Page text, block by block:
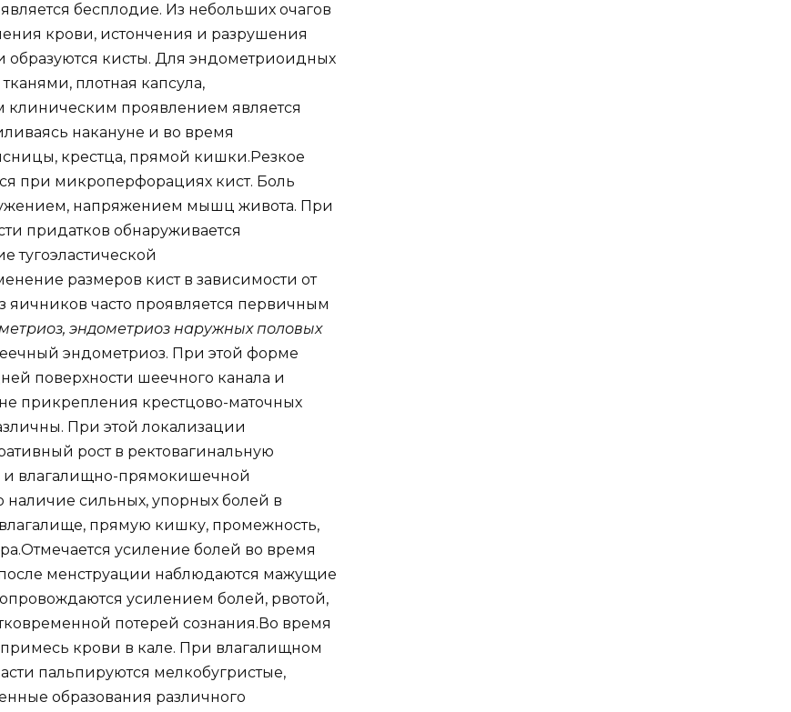
бесплодие. Из небольших очагов
крови, истончения и разрушения
кисты. Для эндометриоидных
плотная капсула,
проявлением является
накануне и во время
крестца, прямой кишки.Резкое
при микроперфорациях кист. Боль
напряжением мышц живота. При
придатков обнаруживается
тугоэластической
размеров кист в зависимости от
часто проявляется первичным
эндометриоз наружных половых
эндометриоз. При этой форме
поверхности шеечного канала и
прикрепления крестцово-маточных
При этой локализации
рост в ректовагинальную
и влагалищно-прямокишечной
сильных, упорных болей в
прямую кишку, промежность,
усиление болей во время
менструации наблюдаются мажущие
усилением болей, рвотой,
потерей сознания.Во время
крови в кале. При влагалищном
пальпируются мелкобугристые,
образования различного